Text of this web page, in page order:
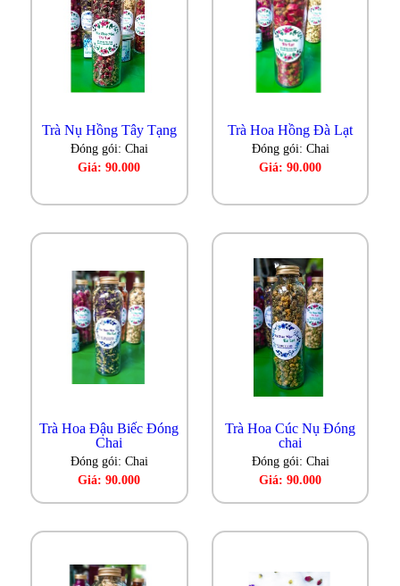
Trà Nụ Hồng Tây Tạng
Đóng gói: Chai
Giá: 90.000
Trà Hoa Hồng Đà Lạt
Đóng gói: Chai
Giá: 90.000
Trà Hoa Đậu Biếc Đóng
Chai
Đóng gói: Chai
Giá: 90.000
Trà Hoa Cúc Nụ Đóng
chai
Đóng gói: Chai
Giá: 90.000